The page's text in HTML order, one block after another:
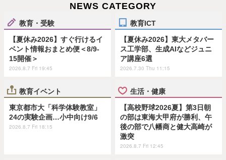
NEWS CATEGORY
教育・受験
【夏休み2026】すぐ行けるイ
ベント情報おまとめ便＜8/9-
15開催＞
2026.8.7 Fri 19:45
教育ICT
【夏休み2026】東大メタバー
ス工学部、生成AIなどジュニ
ア講座6選
2026.7.30 Thu 11:15
教育イベント
東京都市大「科学体験教室」
24の実験企画…小中向け9/6
2026.8.7 Fri 18:15
生活・健康
【高校野球2026夏】第3日朝
の部は東海大甲府が勝利、午
後の部で八幡商と健大高崎が
激突
2026.8.7 Fri 12:45